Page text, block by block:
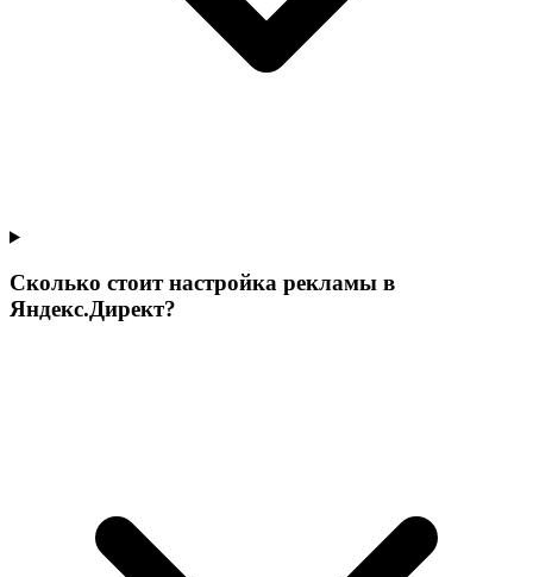
Сколько стоит настройка рекламы в
Яндекс.Директ?